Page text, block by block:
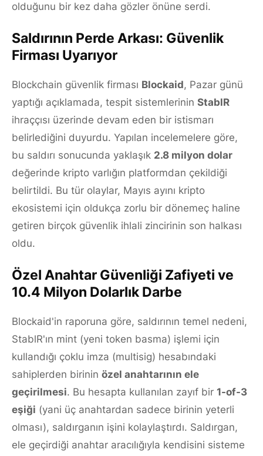
olduğunu bir kez daha gözler önüne serdi.
Saldırının Perde Arkası: Güvenlik
Firması Uyarıyor
Blockchain güvenlik firması Blockaid, Pazar günü
yaptığı açıklamada, tespit sistemlerinin StablR
ihraççısı üzerinde devam eden bir istismarı
belirlediğini duyurdu. Yapılan incelemelere göre,
bu saldırı sonucunda yaklaşık 2.8 milyon dolar
değerinde kripto varlığın platformdan çekildiği
belirtildi. Bu tür olaylar, Mayıs ayını kripto
ekosistemi için oldukça zorlu bir dönemeç haline
getiren birçok güvenlik ihlali zincirinin son halkası
oldu.
Özel Anahtar Güvenliği Zafiyeti ve
10.4 Milyon Dolarlık Darbe
Blockaid'in raporuna göre, saldırının temel nedeni,
StablR'ın mint (yeni token basma) işlemi için
kullandığı çoklu imza (multisig) hesabındaki
sahiplerden birinin özel anahtarının ele
geçirilmesi. Bu hesapta kullanılan zayıf bir 1-of-3
eşiği (yani üç anahtardan sadece birinin yeterli
olması), saldırganın işini kolaylaştırdı. Saldırgan,
ele geçirdiği anahtar aracılığıyla kendisini sisteme